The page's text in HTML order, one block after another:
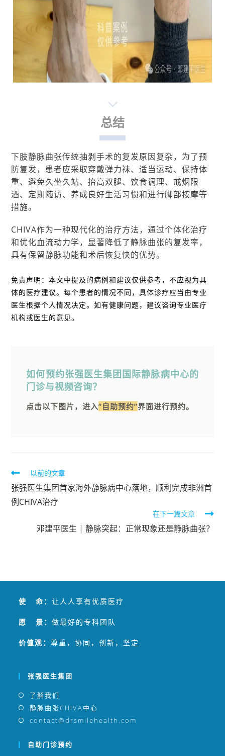
总结
下肢静脉曲张传统抽剥手术的复发原因复杂，为了预
防复发，患者应采取穿戴弹力袜、适当运动、保持体
重、避免久坐久站、抬高双腿、饮食调理、戒烟限
酒、定期随访、养成良好生活习惯和进行脚部按摩等
措施。
CHIVA作为一种现代化的治疗方法，通过个体化治疗
和优化血流动力学，显著降低了静脉曲张的复发率，
具有保留静脉功能和术后恢复快的优势。
免责声明：本文中提及的病例和建议仅供参考，不应视为具
体的医疗建议。每个患者的情况不同，具体诊疗应当由专业
医生根据个人情况决定。如有健康问题，建议咨询专业医疗
机构或医生的意见。
如何预约张强医生集团国际静脉病中心的
门诊与视频咨询？
点击以下图片，进入“自助预约”界面进行预约。
以前的文章
张强医生集团首家海外静脉病中心落地，顺利完成非洲首
例CHIVA治疗
在下一篇文章
邓建平医生 | 静脉突起：正常现象还是静脉曲张？
使 命：让人人享有优质医疗
愿 景：做最好的专科团队
价值观：尊重，协同，创新，坚定
张强医生集团
了解我们
静脉曲张CHIVA中心
contact@drsmilehealth.com
自助门诊预约